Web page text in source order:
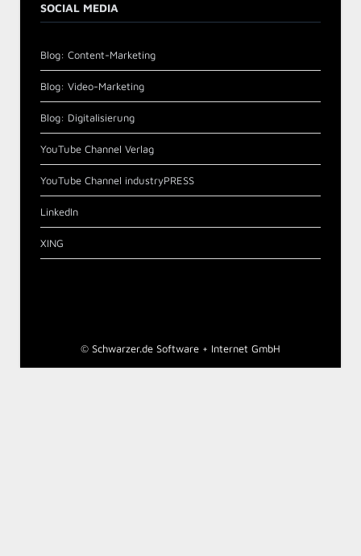
SOCIAL MEDIA
Blog: Content-Marketing
Blog: Video-Marketing
Blog: Digitalisierung
YouTube Channel Verlag
YouTube Channel industryPRESS
LinkedIn
XING
© Schwarzer.de Software + Internet GmbH